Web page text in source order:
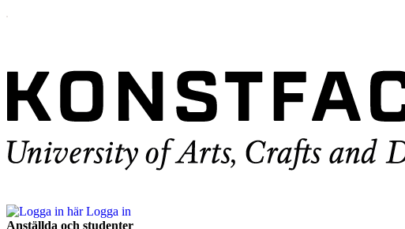
Logga in
Anställda och studenter